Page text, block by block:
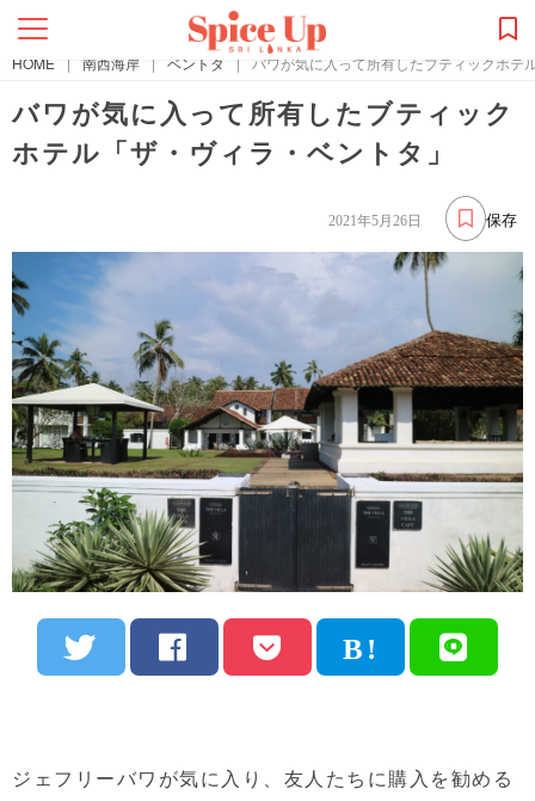
HOME | 南西海岸 | ベントタ | バワが気に入って所有したブティックホテ
バワが気に入って所有したブティック
ホテル「ザ・ヴィラ・ベントタ」
保存
2021年5月26日
ジェフリーバワが気に入り、友人たちに購入を勧める